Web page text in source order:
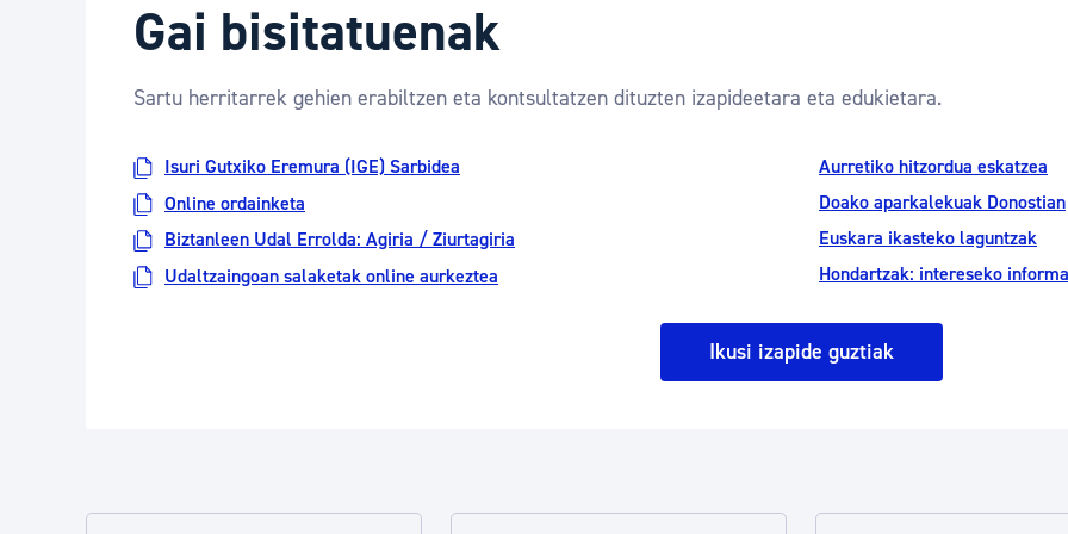
Gai bisitatuenak
Sartu herritarrek gehien erabiltzen eta kontsultatzen dituzten izapideetara eta edukietara.
Isuri Gutxiko Eremura (IGE) Sarbidea
Online ordainketa
Biztanleen Udal Errolda: Agiria / Ziurtagiria
Udaltzaingoan salaketak online aurkeztea
Aurretiko hitzordua eskatzea
Doako aparkalekuak Donostian
Euskara ikasteko laguntzak
Hondartzak: intereseko
Ikusi izapide guztiak